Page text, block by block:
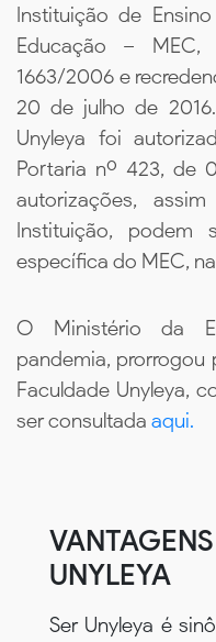
Instituição de
Educação –
1663/2006 e
20 de julho de
Unyleya foi
Portaria nº 423, de
autorizações,
Instituição, podem
específica do MEC,
O Ministério da
pandemia, prorrogou
Faculdade Unyleya,
ser consultada aqui.
UNYLEYA
Ser Unyleya é